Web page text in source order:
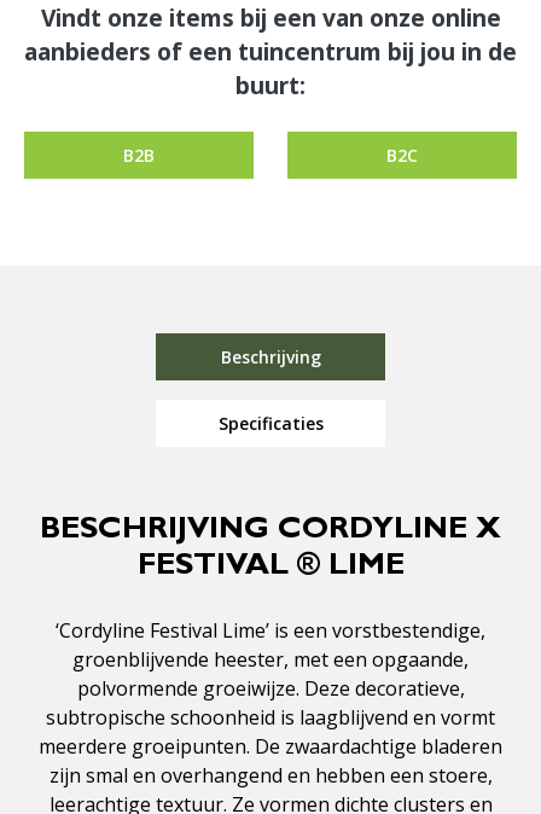
Vindt onze items bij een van onze online
aanbieders of een tuincentrum bij jou in de
buurt:
B2B B2C
Beschrijving
Specificaties
BESCHRIJVING CORDYLINE X
FESTIVAL ® LIME
‘Cordyline Festival Lime’ is een vorstbestendige,
groenblijvende heester, met een opgaande,
polvormende groeiwijze. Deze decoratieve,
subtropische schoonheid is laagblijvend en vormt
meerdere groeipunten. De zwaardachtige bladeren
zijn smal en overhangend en hebben een stoere,
leerachtige textuur. Ze vormen dichte clusters en